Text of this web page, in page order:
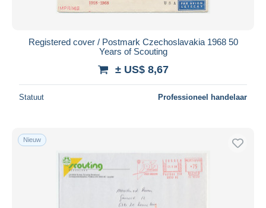
Registered cover / Postmark Czechoslavakia 1968 50
Years of Scouting
± US$ 8,67
Statuut Professioneel handelaar
Nieuw